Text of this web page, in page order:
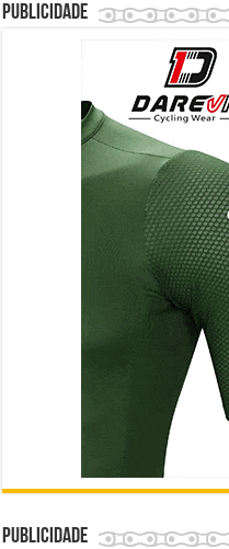
Publicidade
Publicidade